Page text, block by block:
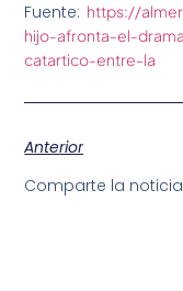
Fuente: https://
hijo-afronta-el-
catartico-entre-la
Anterior
Comparte la